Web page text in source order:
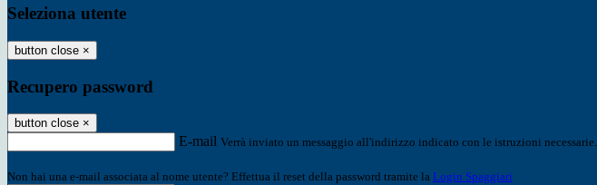
Seleziona utente
button close ×
Recupero password
button close ×
E-mail Verrà inviato un messaggio all'indirizzo indicato con le istruzioni necessarie.
Non hai una e-mail associata al nome utente? Effettua il reset della password tramite la Login Spaggiari